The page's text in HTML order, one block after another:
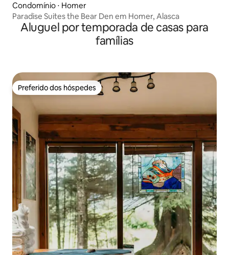
Condomínio ⋅ Homer
Paradise Suites the Bear Den em Homer, Alasca
Aluguel por temporada de casas para
famílias
Preferido dos hóspedes
Preferido dos hóspedes